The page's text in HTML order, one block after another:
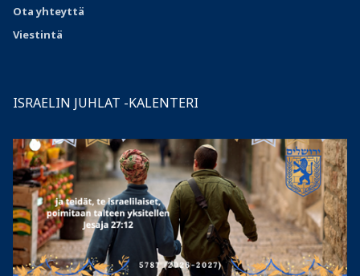
Otayhteyttä
Viestintä
ISRAELIN JUHLAT -KALENTERI